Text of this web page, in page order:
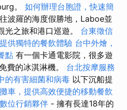
。 如何辦理台胞證，快速簡
波羅的海度假勝地，Laboe並
光之旅和港口巡遊。 台東徵信
供獨特的餐飲體驗 台中外燴，
點 有一個卡通電影院，很多遊
費的冰淇淋機。 台北按摩服務
的有害細菌和病毒 以下沉船提
車，提供高效便捷的移動餐飲
位行銷夥伴 - 擁有長達18年的